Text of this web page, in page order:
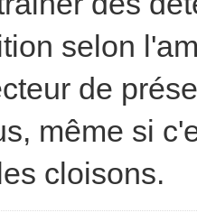
selon
de
même si
cloisons.